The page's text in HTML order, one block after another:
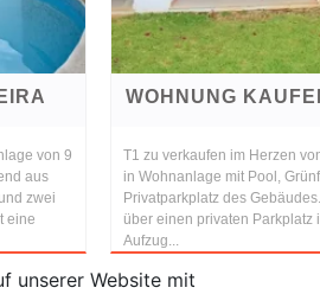
von 9
aus
zwei
eine
WOHNUNG
T1 zu verkaufen im Herzen
in Wohnanlage mit Pool,
Privatparkplatz des
über einen privaten Parkplatz
Aufzug...
unserer Website mit